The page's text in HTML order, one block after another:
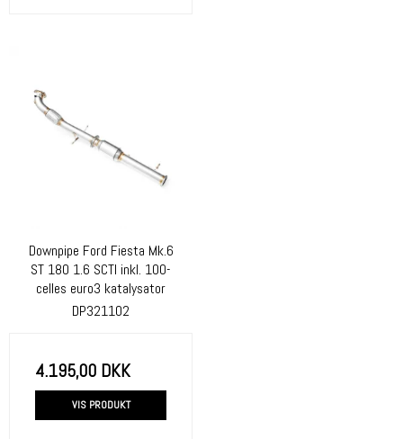
Downpipe Ford Fiesta Mk.6
ST 180 1.6 SCTI inkl. 100-
celles euro3 katalysator
DP321102
4.195,00 DKK
VIS PRODUKT